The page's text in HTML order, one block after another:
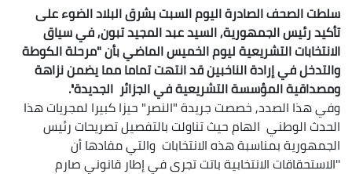
سلطت الصحف الصادرة اليوم السبت بشرق البلاد الضوء على
تأكيد رئيس الجمهورية, السيد عبد المجيد تبون, في سياق
الانتخابات التشريعية ليوم الخميس الماضي بأن "مرحلة الكوطة
والتدخل في إرادة الناخبين قد انتهت تماما مما يضمن نزاهة
ومصداقية المؤسسة التشريعية في الجزائر الجديدة''.
وفي هذا الصدد, خصصت جريدة "النصر" حيزا كبيرا لمجريات هذا
الحدث الوطني الهام حيث تناولت بالتفصيل تصريحات رئيس
الجمهورية بمناسبة هذه الانتخابات والتي مفادها أن
''الاستحقاقات الانتخابية باتت تجرى في إطار قانوني صارم